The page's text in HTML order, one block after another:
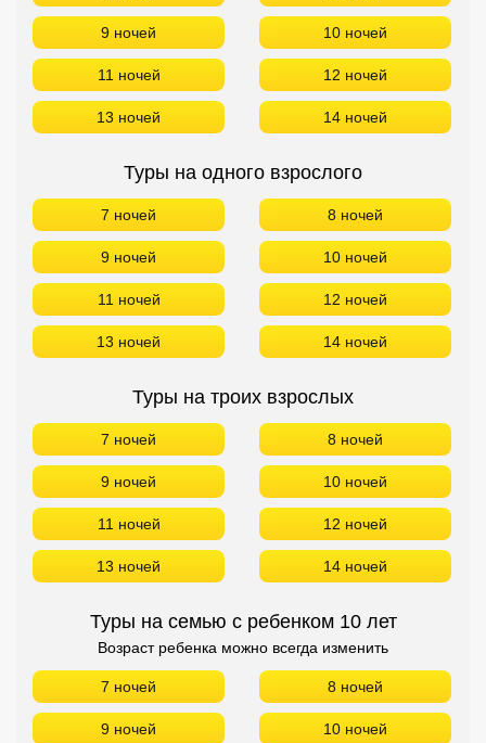
9 ночей 10 ночей
11 ночей 12 ночей
13 ночей 14 ночей
Туры на одного взрослого
7 ночей 8 ночей
9 ночей 10 ночей
11 ночей 12 ночей
13 ночей 14 ночей
Туры на троих взрослых
7 ночей 8 ночей
9 ночей 10 ночей
11 ночей 12 ночей
13 ночей 14 ночей
Туры на семью с ребенком 10 лет
Возраст ребенка можно всегда изменить
7 ночей 8 ночей
9 ночей 10 ночей
Сетевые отели Сейшел
Сетевые отели Маврикия